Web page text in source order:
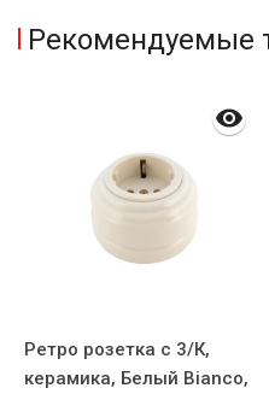
Рекомендуемые
Ретро розетка с 3/К,
керамика, Белый Вianco,